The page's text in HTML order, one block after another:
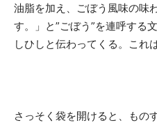
油脂を加え、ごぼう風味の味
す。」と”ごぼう”を連呼する
しひしと伝わってくる。これ
さっそく袋を開けると、もの